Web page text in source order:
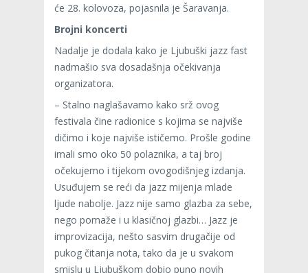
će 28. kolovoza, pojasnila je Šaravanja.
Brojni koncerti
Nadalje je dodala kako je Ljubuški jazz fast
nadmašio sva dosadašnja očekivanja
organizatora.
– Stalno naglašavamo kako srž ovog
festivala čine radionice s kojima se najviše
dičimo i koje najviše ističemo. Prošle godine
imali smo oko 50 polaznika, a taj broj
očekujemo i tijekom ovogodišnjeg izdanja.
Usuđujem se reći da jazz mijenja mlade
ljude nabolje. Jazz nije samo glazba za sebe,
nego pomaže i u klasičnoj glazbi… Jazz je
improvizacija, nešto sasvim drugačije od
pukog čitanja nota, tako da je u svakom
smislu u Ljubuškom dobio puno novih